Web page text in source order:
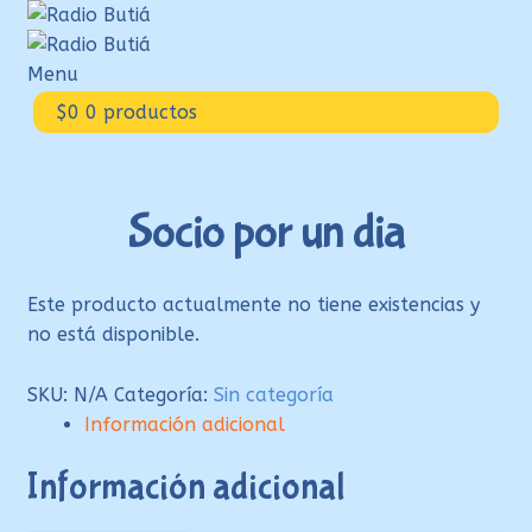
Ir
a
la
navegación
Ir
al
contenido
Menu
Inicio
Quehacer Educativo
Discoteca Digital Butiá
Ayuda
$0 0 productos
Socio por un dia
Este producto actualmente no tiene existencias y
no está disponible.
SKU: N/A Categoría: Sin categoría
Información adicional
Información adicional